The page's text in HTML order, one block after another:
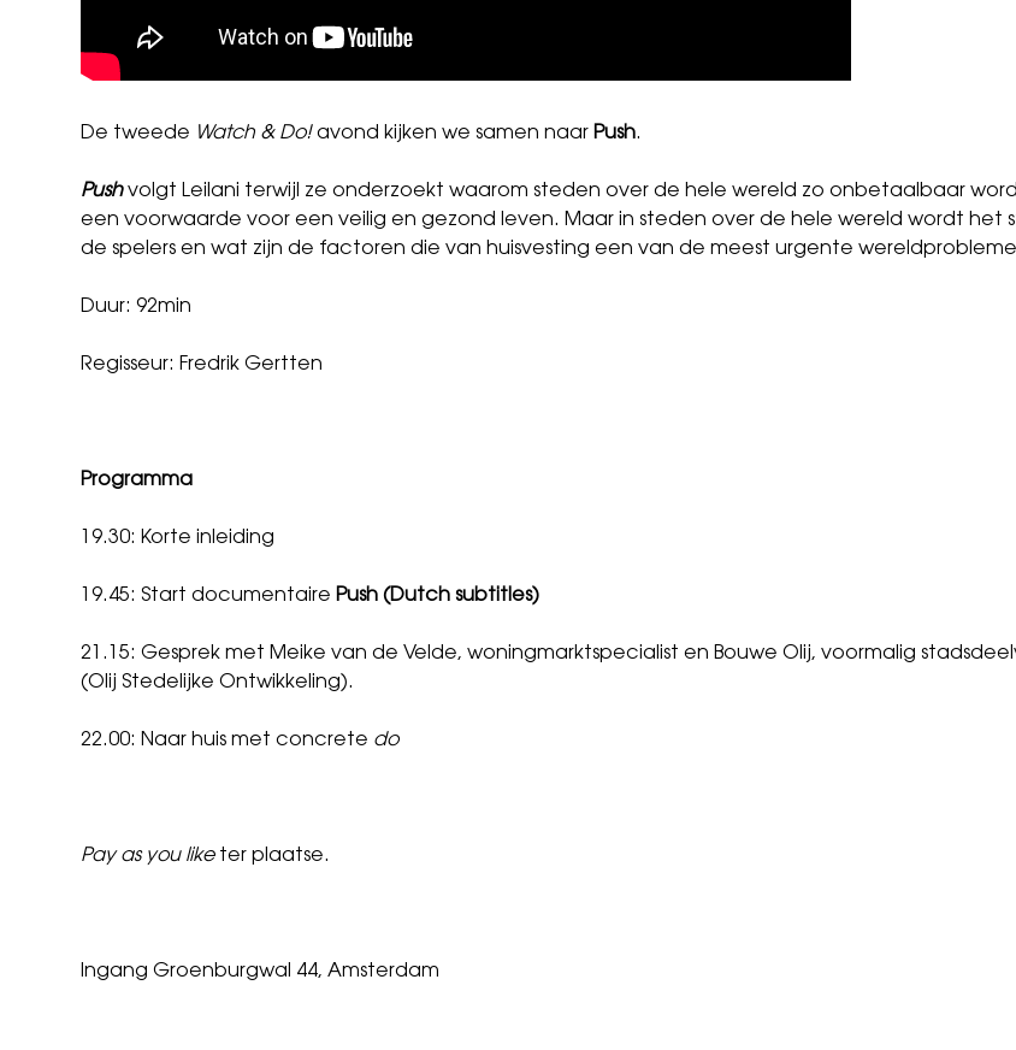
De tweede Watch & Do!avond kijken we samen naarPush.
Push volgt Leilani terwijl ze onderzoekt waarom steden over de hele wereld zo onbetaalbaar
een voorwaarde voor een veilig en gezond leven. Maar in steden over de hele wereld wordt het
de spelers en wat zijn de factoren die van huisvesting een van de meest urgente
Duur: 92min
Regisseur: Fredrik Gertten
Programma
19.30: Korte inleiding
19.45: Start documentairePush (Dutch subtitles)
21.15: Gesprek met Meike van de Velde, woningmarktspecialist en Bouwe Olij, voormalig
(Olij Stedelijke Ontwikkeling).
22.00: Naar huis met concrete do
Pay as you like ter plaatse.
Ingang Groenburgwal 44, Amsterdam